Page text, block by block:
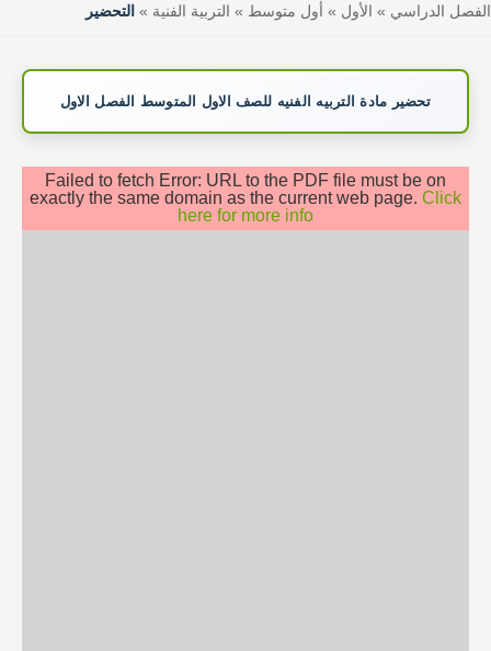
الفصل الدراسي » الأول » أول متوسط » التربية الفنية » التحضير
تحضير مادة التربيه الفنيه للصف الاول المتوسط الفصل الاول
Failed to fetch Error: URL to the PDF file must be on
exactly the same domain as the current web page. Click
here for more info